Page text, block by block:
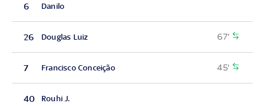
6 Danilo
26 Douglas Luiz 67'
7 Francisco Conceição 45'
40 Rouhi J.